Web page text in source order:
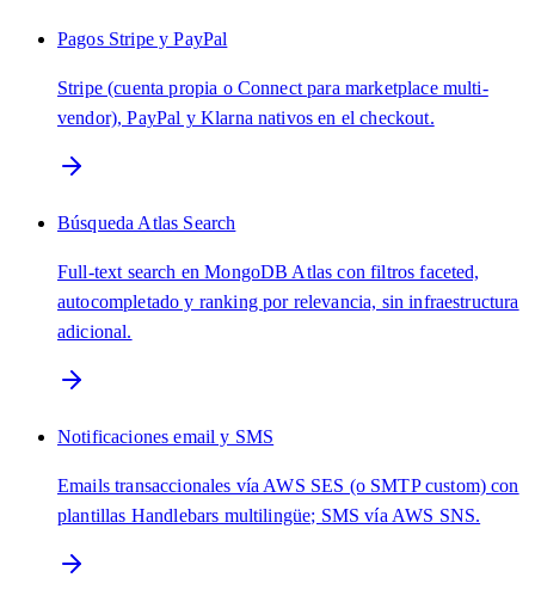
Pagos Stripe y PayPal
Stripe (cuenta propia o Connect para marketplace multi-
vendor), PayPal y Klarna nativos en el checkout.
Búsqueda Atlas Search
Full-text search en MongoDB Atlas con filtros faceted,
autocompletado y ranking por relevancia, sin infraestructura
adicional.
Notificaciones email y SMS
Emails transaccionales vía AWS SES (o SMTP custom) con
plantillas Handlebars multilingüe; SMS vía AWS SNS.